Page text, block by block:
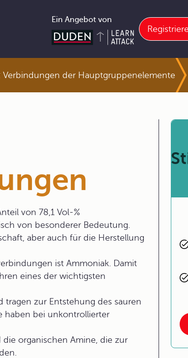
Ein Angebot von
Verbindungen der Hauptgruppenelemente
von 78,1 Vol-%
von besonderer Bedeutung.
aber auch für die Herstellung
ist Ammoniak. Damit
eines der wichtigsten
tragen zur Entstehung des sauren
haben bei unkontrollierter
organischen Amine, die zur